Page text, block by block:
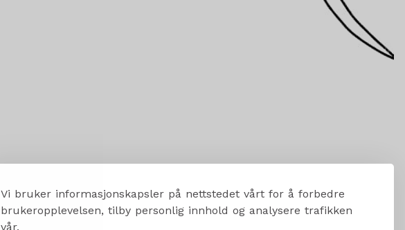
Vi bruker informasjonskapsler på nettstedet vårt for å forbedre
brukeropplevelsen, tilby personlig innhold og analysere trafikken
vår.